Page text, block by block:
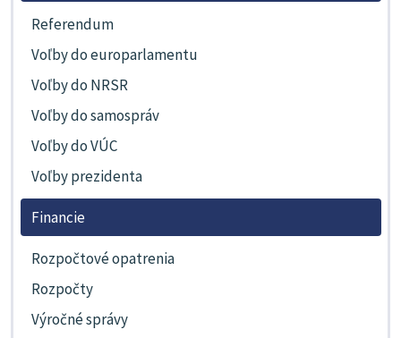
Referendum
Voľby do europarlamentu
Voľby do NRSR
Voľby do samospráv
Voľby do VÚC
Voľby prezidenta
Financie
Rozpočtové opatrenia
Rozpočty
Výročné správy